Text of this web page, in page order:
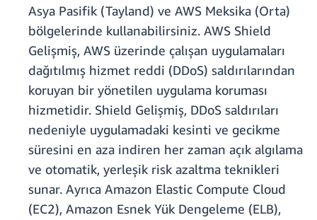
Asya Pasifik (Tayland) ve AWS Meksika (Orta)
bölgelerinde kullanabilirsiniz. AWS Shield
Gelişmiş, AWS üzerinde çalışan uygulamaları
dağıtılmış hizmet reddi (DDoS) saldırılarından
koruyan bir yönetilen uygulama koruması
hizmetidir. Shield Gelişmiş, DDoS saldırıları
nedeniyle uygulamadaki kesinti ve gecikme
süresini en aza indiren her zaman açık algılama
ve otomatik, yerleşik risk azaltma teknikleri
sunar. Ayrıca Amazon Elastic Compute Cloud
(EC2), Amazon Esnek Yük Dengeleme (ELB),